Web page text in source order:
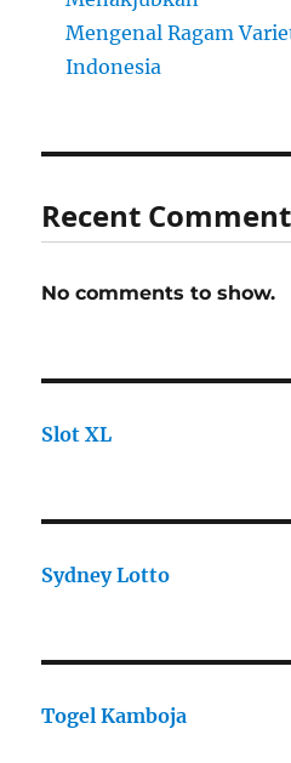
Mengenal Ragam
Indonesia
Recent
No comments to show.
Slot XL
Sydney Lotto
Togel Kamboja